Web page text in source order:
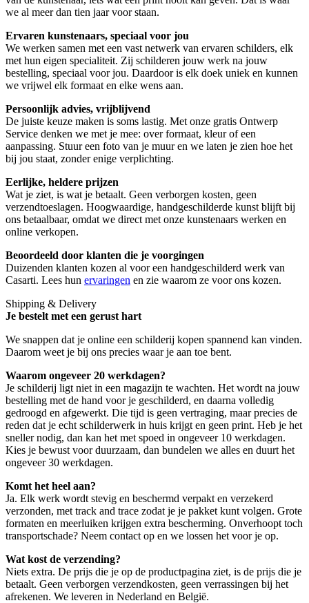
we al meer dan tien jaar voor staan.
Ervaren kunstenaars, speciaal voor jou
We werken samen met een vast netwerk van ervaren schilders, elk
met hun eigen specialiteit. Zij schilderen jouw werk na jouw
bestelling, speciaal voor jou. Daardoor is elk doek uniek en kunnen
we vrijwel elk formaat en elke wens aan.
Persoonlijk advies, vrijblijvend
De juiste keuze maken is soms lastig. Met onze gratis Ontwerp
Service denken we met je mee: over formaat, kleur of een
aanpassing. Stuur een foto van je muur en we laten je zien hoe het
bij jou staat, zonder enige verplichting.
Eerlijke, heldere prijzen
Wat je ziet, is wat je betaalt. Geen verborgen kosten, geen
verzendtoeslagen. Hoogwaardige, handgeschilderde kunst blijft bij
ons betaalbaar, omdat we direct met onze kunstenaars werken en
online verkopen.
Beoordeeld door klanten die je voorgingen
Duizenden klanten kozen al voor een handgeschilderd werk van
Casarti. Lees hun ervaringen en zie waarom ze voor ons kozen.
Shipping & Delivery
Je bestelt met een gerust hart
We snappen dat je online een schilderij kopen spannend kan vinden.
Daarom weet je bij ons precies waar je aan toe bent.
Waarom ongeveer 20 werkdagen?
Je schilderij ligt niet in een magazijn te wachten. Het wordt na jouw
bestelling met de hand voor je geschilderd, en daarna volledig
gedroogd en afgewerkt. Die tijd is geen vertraging, maar precies de
reden dat je echt schilderwerk in huis krijgt en geen print. Heb je het
sneller nodig, dan kan het met spoed in ongeveer 10 werkdagen.
Kies je bewust voor duurzaam, dan bundelen we alles en duurt het
ongeveer 30 werkdagen.
Komt het heel aan?
Ja. Elk werk wordt stevig en beschermd verpakt en verzekerd
verzonden, met track and trace zodat je je pakket kunt volgen. Grote
formaten en meerluiken krijgen extra bescherming. Onverhoopt toch
transportschade? Neem contact op en we lossen het voor je op.
Wat kost de verzending?
Niets extra. De prijs die je op de productpagina ziet, is de prijs die je
betaalt. Geen verborgen verzendkosten, geen verrassingen bij het
afrekenen. We leveren in Nederland en België.